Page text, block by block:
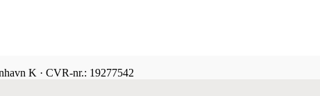
K · CVR-nr.: 19277542